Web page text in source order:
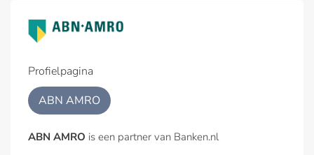
Profielpagina
ABN AMRO
ABN AMRO is een partner van Banken.nl